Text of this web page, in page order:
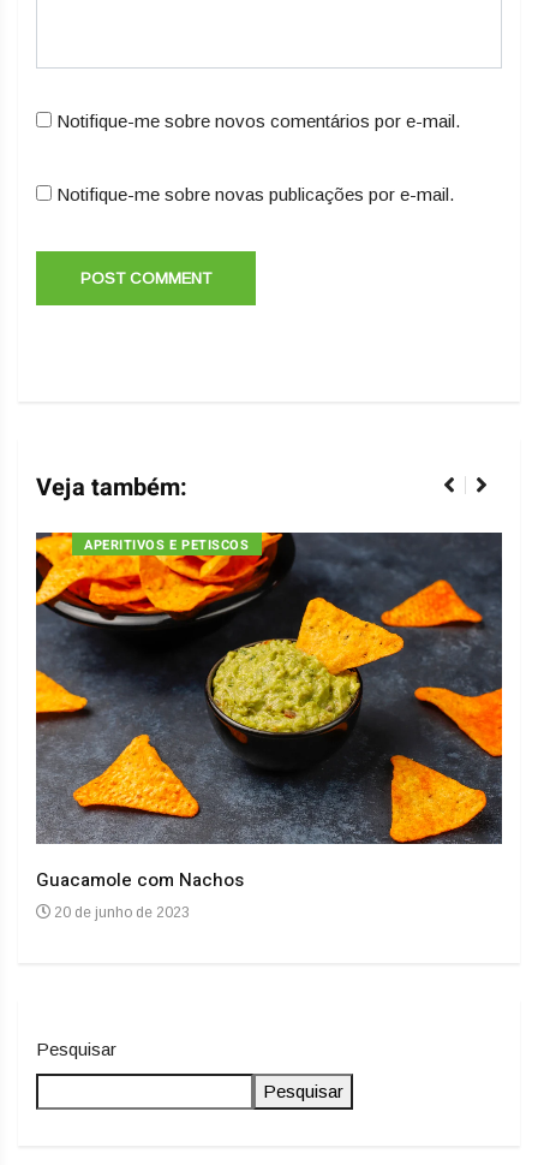
Notifique-me sobre novos comentários por e-mail.
Notifique-me sobre novas publicações por e-mail.
Veja também:
APERITIVOS E PETISCOS
Guacamole com Nachos
20 de junho de 2023
Pesquisar
Pesquisar